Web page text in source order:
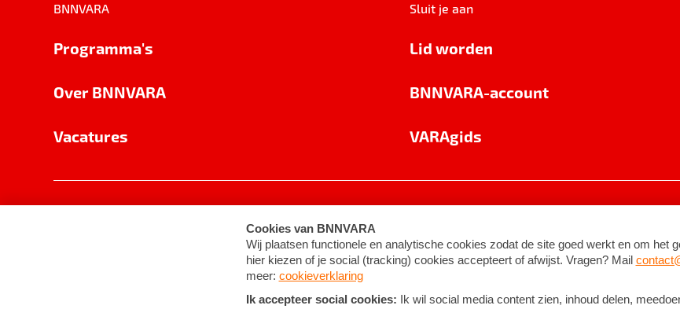
BNNVARA
Programma's
Over BNNVARA
Vacatures
Sluit je aan
Lid worden
BNNVARA-account
VARAgids
Cookie-instellingen Algemene voorwaarden ©2026BNNVARA